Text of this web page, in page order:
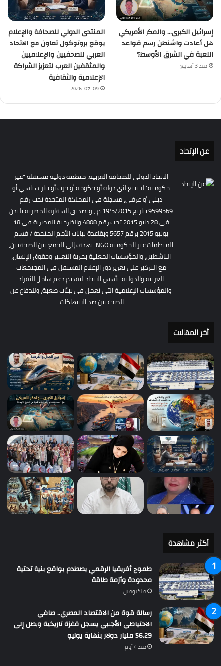
إسرائيل الكبرى… والمكر الأمريكي
هل أعادت واشنطن رسم قواعد
اللعبة في الشرق الأوسط؟
منذ 3 أسابيع
المنتدى الدولي للصحافة والإعلام
يوقع بروتوكول تعاون مع الاتحاد
العربي للصحفيين والإعلاميين
والمثقفين العرب لتعزيز الشراكة
الإعلامية والثقافية
2026-07-09
عن الإتحاد
الاتحاد الدولي للصحافة العربية، منظمة دولية مستقلة "غير
حكومية" لا تتبع لأي دولة أو حكومة أو حزب أو تيار سياسي أو
ديني أو عرقي، مسجلة في المملكة المتحدة تحت رقم
9599569 بتاريخ 19/5/2015 م , وتصديق السفارة المصرية بلندن
فى 28 مايو 2015 تحت رقم 4808 والخارجية المصرية فى 18
يونيو 2015 برقم 5657 وبقاعدة بيانات الأمم المتحدة / قسم
المنظمات غير الحكومية NGO. يهدف إلى الجمع بين الصحفيين،
الناشطين، والمؤسسات المعنية بحرية التعبير وحقوق الإنسان،
مع التركيز على تعزيز دور الإعلام المستقل في المجتمعات
العربية والدولية. تأسس الاتحاد لتقديم دعم شامل للأفراد
والمؤسسات الإعلامية التي تعمل في بيئات صعبة، وللدفاع عن
الصحفيين ضد الانتهاكات.
أخر المقالات
أكثر مشاهدة
طموح أفريقيا الرقمي يصطدم بواقع بنية تحتية
محدودة وأزمة طاقة
منذ يومين
رسالة قوة من الاقتصاد المصري.. صافي
الاحتياطي الأجنبي يسجل قفزة تاريخية ويصل إلى
56.29 مليار دولار بنهاية يوليو
منذ 4 أيام